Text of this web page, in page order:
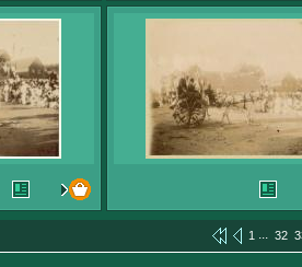
1 ... 32